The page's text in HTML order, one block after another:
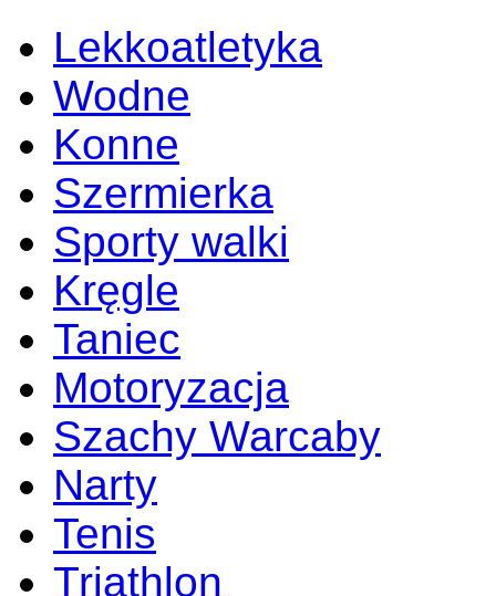
Lekkoatletyka
Wodne
Konne
Szermierka
Sporty walki
Kręgle
Taniec
Motoryzacja
Szachy Warcaby
Narty
Tenis
Triathlon